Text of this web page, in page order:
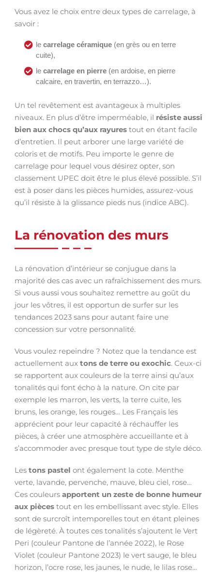
Vous avez le choix entre deux types de carrelage, à
savoir :
le carrelage céramique (en grès ou en terre
cuite),
le carrelage en pierre (en ardoise, en pierre
calcaire, en travertin, en terrazzo…).
Un tel revêtement est avantageux à multiples
niveaux. En plus d’être imperméable, il résiste aussi
bien aux chocs qu’aux rayures tout en étant facile
d’entretien. Il peut arborer une large variété de
coloris et de motifs. Peu importe le genre de
carrelage pour lequel vous désirez opter, son
classement UPEC doit être le plus élevé possible. S’il
est à poser dans les pièces humides, assurez-vous
qu’il résiste à la glissance pieds nus (indice ABC).
La rénovation des murs
La rénovation d’intérieur se conjugue dans la
majorité des cas avec un rafraîchissement des murs.
Si vous aussi vous souhaitez remettre au goût du
jour les vôtres, il est opportun de surfer sur les
tendances 2023 sans pour autant faire une
concession sur votre personnalité.
Vous voulez repeindre ? Notez que la tendance est
actuellement aux tons de terre ou exochic. Ceux-ci
se rapportent aux couleurs de la terre ainsi qu’aux
tonalités qui font écho à la nature. On cite par
exemple les marron, les verts, la terre cuite, les
bruns, les orange, les rouges… Les Français les
apprécient pour leur capacité à réchauffer les
pièces, à créer une atmosphère accueillante et à
s’accommoder avec presque tout type de style déco.
Les tons pastel ont également la cote. Menthe
verte, lavande, pervenche, mauve, bleu ciel, rose…
Ces couleurs apportent un zeste de bonne humeur
aux pièces tout en les embellissant avec style. Elles
sont de surcroît intemporelles tout en étant pleines
de légèreté. À toutes ces tonalités s’ajoutent le Vert
Peri (couleur Pantone de l’année 2022), le Rose
Violet (couleur Pantone 2023) le vert sauge, le bleu
horizon, l’ocre rose, les jaunes, le nude, le lilas rose…